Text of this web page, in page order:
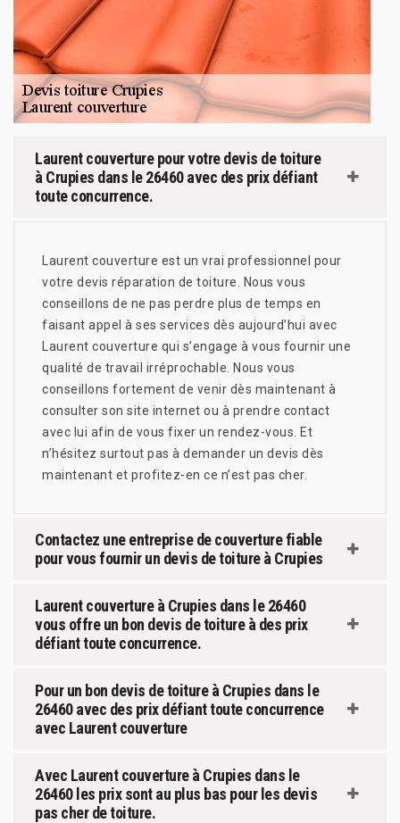
Laurent couverture pour votre devis de toiture
à Crupies dans le 26460 avec des prix défiant
toute concurrence.
Laurent couverture est un vrai professionnel pour
votre devis réparation de toiture. Nous vous
conseillons de ne pas perdre plus de temps en
faisant appel à ses services dès aujourd’hui avec
Laurent couverture qui s’engage à vous fournir une
qualité de travail irréprochable. Nous vous
conseillons fortement de venir dès maintenant à
consulter son site internet ou à prendre contact
avec lui afin de vous fixer un rendez-vous. Et
n’hésitez surtout pas à demander un devis dès
maintenant et profitez-en ce n’est pas cher.
Contactez une entreprise de couverture fiable
pour vous fournir un devis de toiture à Crupies
Laurent couverture à Crupies dans le 26460
vous offre un bon devis de toiture à des prix
défiant toute concurrence.
Pour un bon devis de toiture à Crupies dans le
26460 avec des prix défiant toute concurrence
avec Laurent couverture
Avec Laurent couverture à Crupies dans le
26460 les prix sont au plus bas pour les devis
pas cher de toiture.